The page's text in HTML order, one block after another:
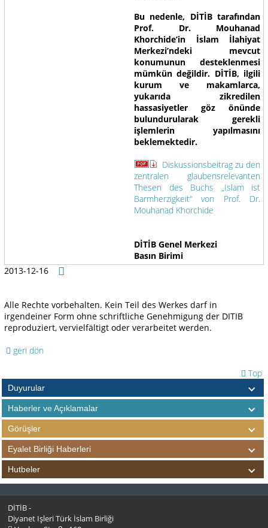
Bu nedenle, DİTİB tarafından
Prof. Dr. Mouhanad
Khorchide’in İslam İlahiyat
Merkezi’ndeki mevcut
konumunun desteklenmesi
mümkün değildir. DİTİB, ilgili
kurum ve makamlarca,
yukarıda zikredilen
hassasiyetler göz önünde
bulundurularak gerekli
işlemlerin yapılmasını
beklemektedir.
Diskussionsbeitrag zu den
zentralen glaubensrelevanten
Thesen des Buchs „Islam ist
Barmherzigkeit“ von Prof. Dr.
Mouhanad Khorchide
DİTİB Genel Merkezi
Basın Birimi
2013-12-16
Alle Rechte vorbehalten. Kein Teil des Werkes darf in
irgendeiner Form ohne schriftliche Genehmigung der DITIB
reproduziert, vervielfältigt oder verarbeitet werden.
geri dön
Top
Duyurular
Haberler ve Açıklamalar
Görüşler
Eyalet Birliği Haberleri
Hutbeler
DİTİB -
Diyanet Işleri Türk İslam Birliği